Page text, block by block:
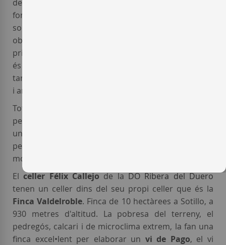
de vins de terrer, s'han de respectar
fonamentalment les característiques del sòl, i
solament amb un maneig ecològic és possible
obtenir la màxima expressió del terrer en els vins. La
principal característica en l'elaboració dels seus vins
és l'ús de llevats autòctons, gràcies als quals poden
tancar el cicle del terrer, obtenint vins més autèntics
i amb major personalitat.
Tots els
per estar presents i posicionar-se al mercat com
una bona alternativa, són vins ben elaborats aptes
per a tots els públics, i amb produccions
moderades.
Elceller Félix Callejode laDO Ribera del Duero
tenen un celler dins del seu propi celler que és la
Finca Valdelroble. Finca de 10 hectàrees a Sotillo, a
930 metres d'altitud. La pobresa del terreny, el
pedregós, calcari i de microclima extrem, la fan una
finca excel•lent per elaborar un vi de Pago, el vi